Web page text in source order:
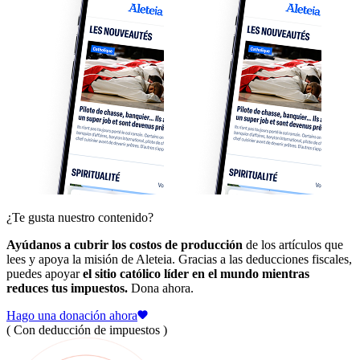
¿Te gusta nuestro contenido?
Ayúdanos a cubrir los costos de producción de los artículos que
lees y apoya la misión de Aleteia. Gracias a las deducciones fiscales,
puedes apoyarel sitio católico líder en el mundo mientras
reduces tus impuestos. Dona ahora.
Hago una donación ahora
( Con deducción de impuestos )